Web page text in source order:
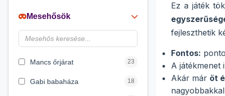
Noris
Disney hercegnők 6
Mesehősök
Mancs őrjárat 23
Gabi babaháza 18
Ez a játék
fejleszthetik
Fontos:
A játékmenet
Akár már öt